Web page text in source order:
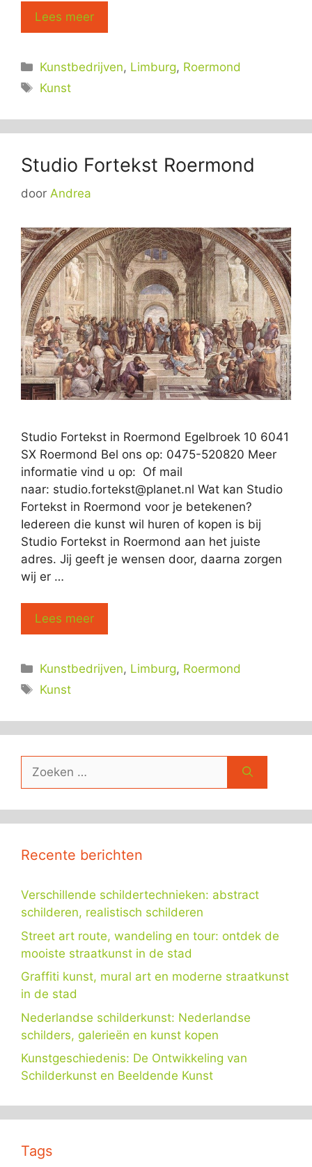
Lees meer
Categorieën
Kunstbedrijven, Limburg, Roermond
Tags
Kunst
Studio Fortekst Roermond
door Andrea
Studio Fortekst in Roermond Egelbroek 10 6041
SX Roermond Bel ons op: 0475-520820 Meer
informatie vind u op: Of mail
naar: studio.fortekst@planet.nl Wat kan Studio
Fortekst in Roermond voor je betekenen?
Iedereen die kunst wil huren of kopen is bij
Studio Fortekst in Roermond aan het juiste
adres. Jij geeft je wensen door, daarna zorgen
wij er …
Lees meer
Categorieën
Kunstbedrijven, Limburg, Roermond
Tags
Kunst
Zoek
Recente berichten
Verschillende schildertechnieken: abstract
schilderen, realistisch schilderen
Street art route, wandeling en tour: ontdek de
mooiste straatkunst in de stad
Graffiti kunst, mural art en moderne straatkunst
in de stad
Nederlandse schilderkunst: Nederlandse
schilders, galerieën en kunst kopen
Kunstgeschiedenis: De Ontwikkeling van
Schilderkunst en Beeldende Kunst
Tags